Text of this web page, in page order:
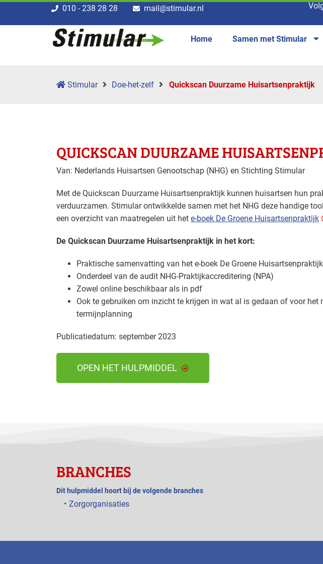
010 - 238 28 28 mail@stimular.nl
Home Samen met Stimular
Stimular Doe-het-zelf Quickscan Duurzame Huisartsenpraktijk
QUICKSCAN DUURZAME
Van: Nederlands Huisartsen Genootschap (NHG) en Stichting Stimular
Met de Quickscan Duurzame Huisartsenpraktijk kunnen huisartsen hun
verduurzamen. Stimular ontwikkelde samen met het NHG deze handige
een overzicht van maatregelen uit het e-boek De Groene Huisartsenpraktijk
De Quickscan Duurzame Huisartsenpraktijk in het kort:
Praktische samenvatting van het e-boek De Groene Huisartsenpraktijk
Onderdeel van de audit NHG-Praktijkaccreditering (NPA)
Zowel online beschikbaar als in pdf
Ook te gebruiken om inzicht te krijgen in wat al is gedaan of voor het
termijnplanning
Publicatiedatum: september 2023
OPEN HET HULPMIDDEL
BRANCHES
Dit hulpmiddel hoort bij de volgende branches
Zorgorganisaties